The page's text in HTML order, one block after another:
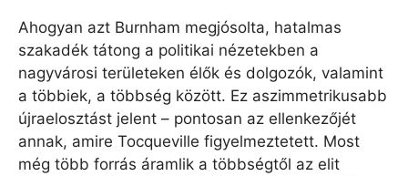
Ahogyan azt Burnham megjósolta, hatalmas
szakadék tátong a politikai nézetekben a
nagyvárosi területeken élők és dolgozók, valamint
a többiek, a többség között. Ez aszimmetrikusabb
újraelosztást jelent – ​​pontosan az ellenkezőjét
annak, amire Tocqueville figyelmeztetett. Most
még több forrás áramlik a többségtől az elit